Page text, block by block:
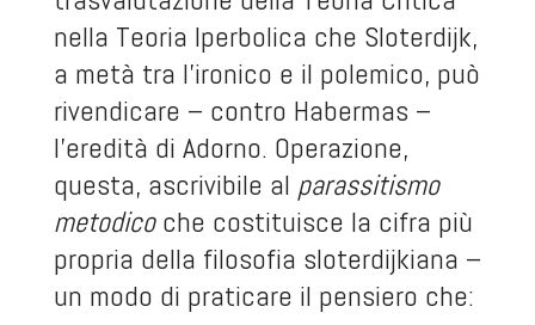
nella Teoria Iperbolica che Sloterdijk,
a metà tra l’ironico e il polemico, può
rivendicare – contro Habermas –
l’eredità di Adorno. Operazione,
questa, ascrivibile al parassitismo
metodicoche costituisce la cifra più
propria della filosofia sloterdijkiana –
un modo di praticare il pensiero che: